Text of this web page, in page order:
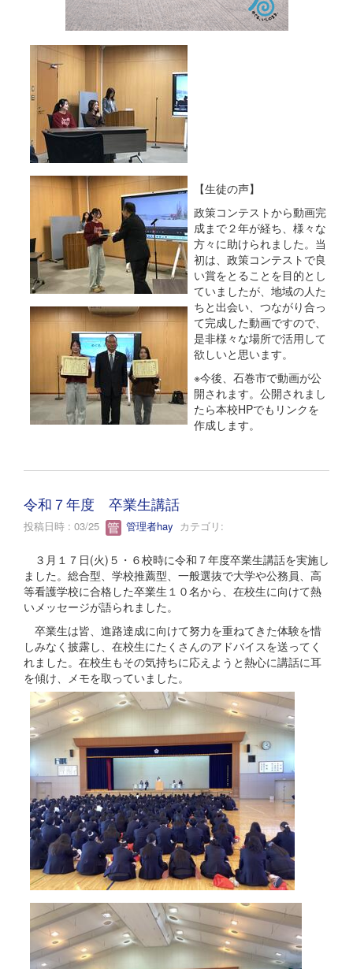
【生徒の声】
政策コンテストから動画完
成まで２年が経ち、様々な
方々に助けられました。当
初は、政策コンテストで良
い賞をとることを目的とし
ていましたが、地域の人た
ちと出会い、つながり合っ
て完成した動画ですので、
是非様々な場所で活用して
欲しいと思います。
※今後、石巻市で動画が公
開されます。公開されまし
たら本校HPでもリンクを
作成します。
令和７年度 卒業生講話
投稿日時 : 03/25 管理者hay カテゴリ:
３月１７日(火)５・６校時に令和７年度卒業生講話を実施し
ました。総合型、学校推薦型、一般選抜で大学や公務員、高
等看護学校に合格した卒業生１０名から、在校生に向けて熱
いメッセージが語られました。
卒業生は皆、進路達成に向けて努力を重ねてきた体験を惜
しみなく披露し、在校生にたくさんのアドバイスを送ってく
れました。在校生もその気持ちに応えようと熱心に講話に耳
を傾け、メモを取っていました。